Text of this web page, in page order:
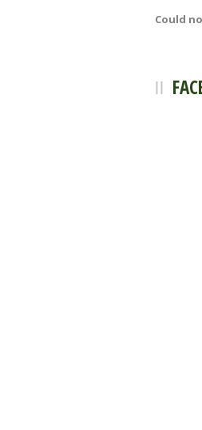
Could